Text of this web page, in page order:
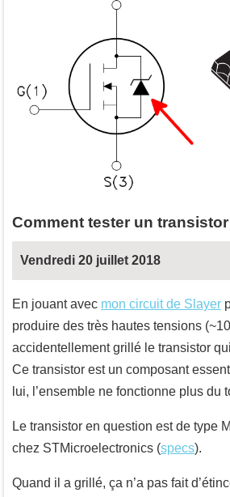
Comment tester un
Vendredi 20 juillet 2018
En jouant avec mon circuit de Slayer
produire des très hautes tensions
accidentellement grillé le transistor
Ce transistor est un composant
lui, l’ensemble ne fonctionne plus du
Le transistor en question est de type
chez STMicroelectronics (specs).
Quand il a grillé, ça n’a pas fait